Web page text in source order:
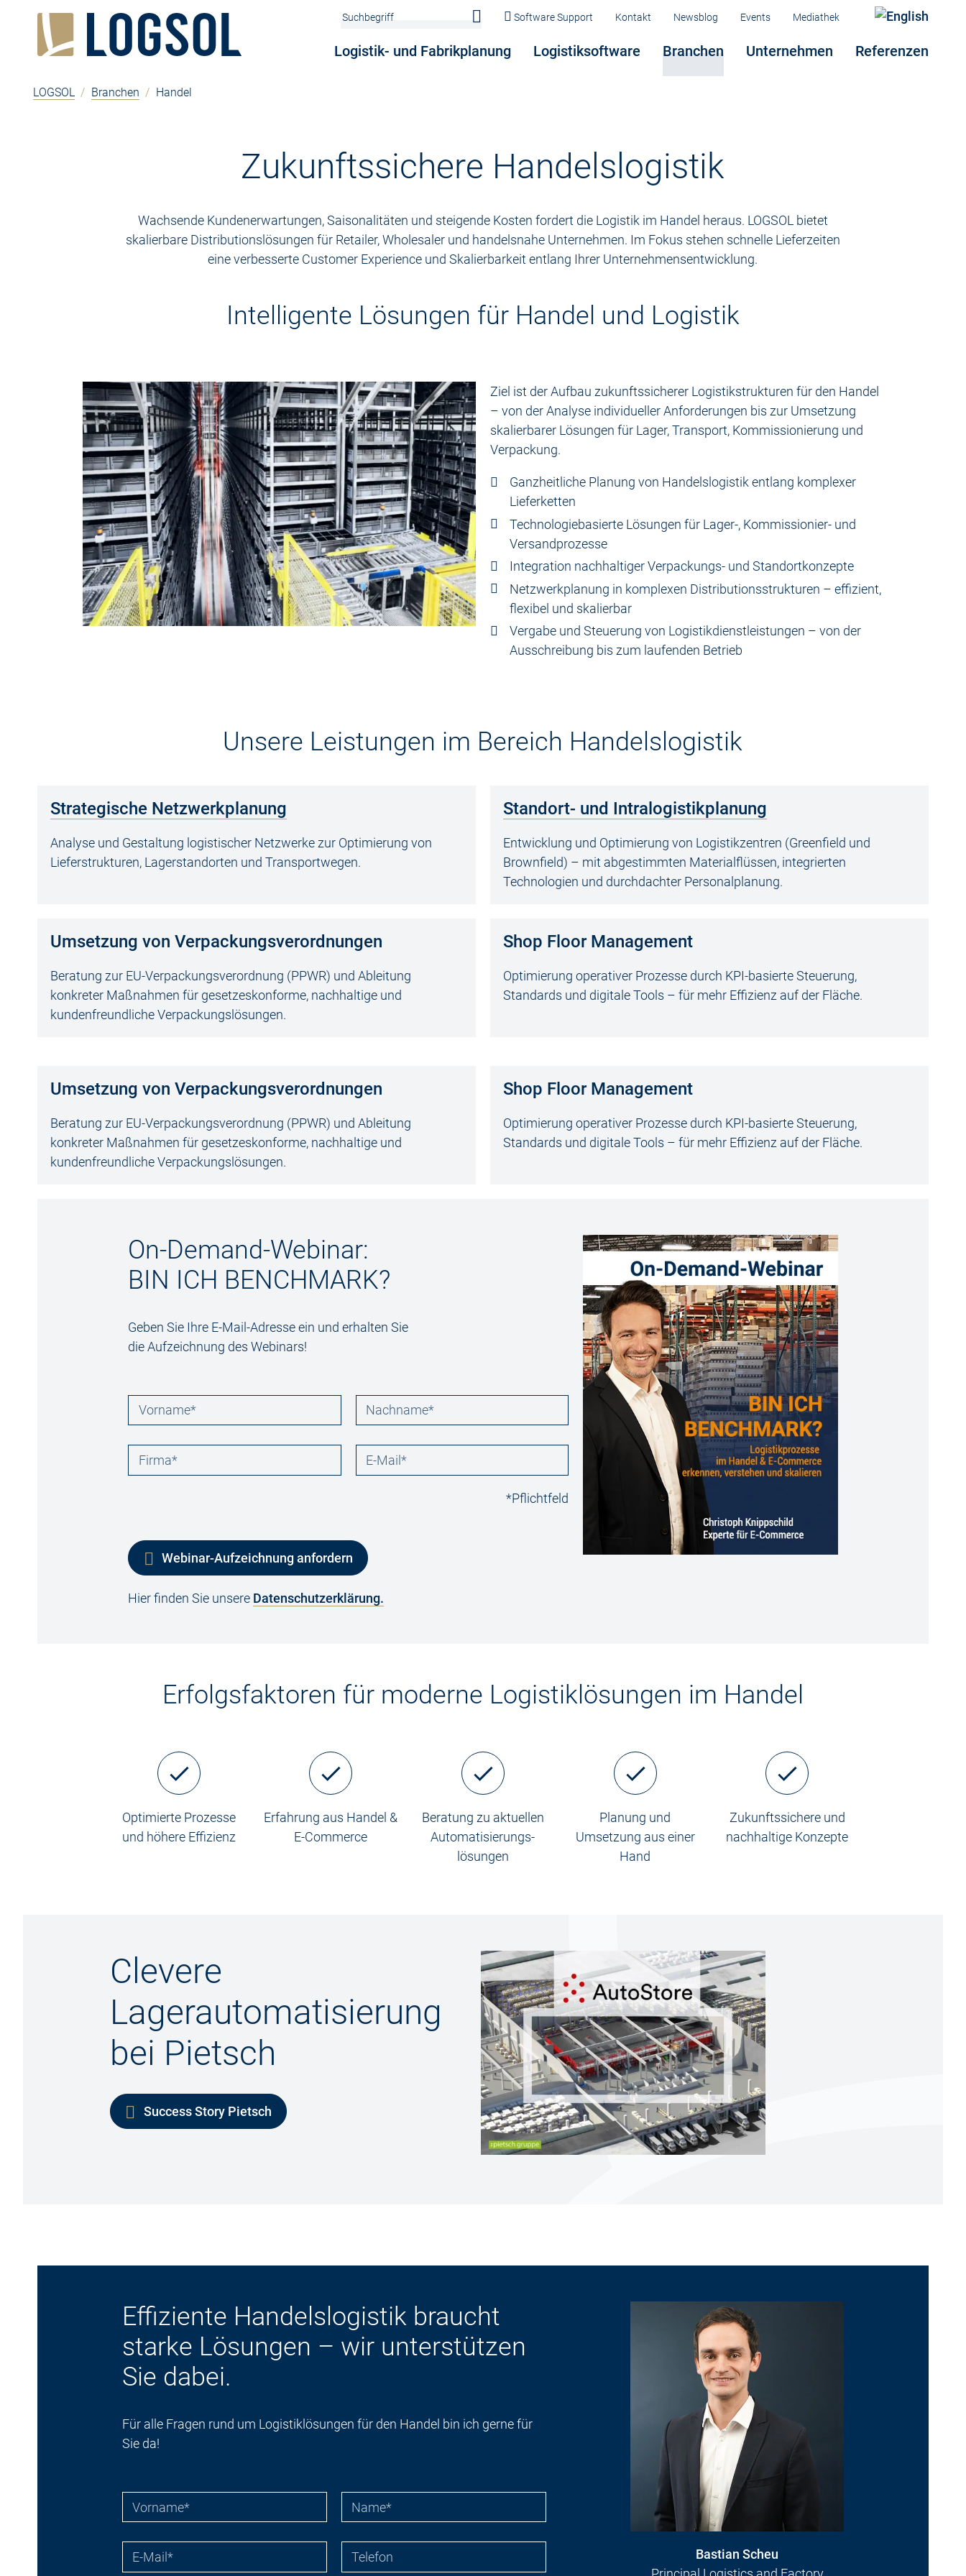
Logistik- und Fabrikplanung Logistiksoftware Branchen Unternehmen Referenzen
Software Support Kontakt Newsblog Events Mediathek
LOGSOL / Branchen / Handel
Zukunftssichere Handelslogistik
Wachsende Kundenerwartungen, Saisonalitäten und steigende Kosten fordert die Logistik im Handel heraus. LOGSOL bietet
skalierbare Distributionslösungen für Retailer, Wholesaler und handelsnahe Unternehmen. Im Fokus stehen schnelle Lieferzeiten
eine verbesserte Customer Experience und Skalierbarkeit entlang Ihrer Unternehmensentwicklung.
Intelligente Lösungen für Handel und Logistik
Ziel ist der Aufbau zukunftssicherer Logistikstrukturen für den Handel
– von der Analyse individueller Anforderungen bis zur Umsetzung
skalierbarer Lösungen für Lager, Transport, Kommissionierung und
Verpackung.
Ganzheitliche Planung von Handelslogistik entlang komplexer
Lieferketten
Technologiebasierte Lösungen für Lager-, Kommissionier- und
Versandprozesse
Integration nachhaltiger Verpackungs- und Standortkonzepte
Netzwerkplanung in komplexen Distributionsstrukturen – effizient,
flexibel und skalierbar
Vergabe und Steuerung von Logistikdienstleistungen – von der
Ausschreibung bis zum laufenden Betrieb
Unsere Leistungen im Bereich Handelslogistik
Strategische Netzwerkplanung
Analyse und Gestaltung logistischer Netzwerke zur Optimierung von
Lieferstrukturen, Lagerstandorten und Transportwegen.
Standort- und Intralogistikplanung
Entwicklung und Optimierung von Logistikzentren (Greenfield und
Brownfield) – mit abgestimmten Materialflüssen, integrierten
Technologien und durchdachter Personalplanung.
Umsetzung von Verpackungsverordnungen
Beratung zur EU-Verpackungsverordnung (PPWR) und Ableitung
konkreter Maßnahmen für gesetzeskonforme, nachhaltige und
kundenfreundliche Verpackungslösungen.
Shop Floor Management
Optimierung operativer Prozesse durch KPI-basierte Steuerung,
Standards und digitale Tools – für mehr Effizienz auf der Fläche.
Umsetzung von Verpackungsverordnungen
Beratung zur EU-Verpackungsverordnung (PPWR) und Ableitung
konkreter Maßnahmen für gesetzeskonforme, nachhaltige und
kundenfreundliche Verpackungslösungen.
Shop Floor Management
Optimierung operativer Prozesse durch KPI-basierte Steuerung,
Standards und digitale Tools – für mehr Effizienz auf der Fläche.
On-Demand-Webinar:
BIN ICH BENCHMARK?
Geben Sie Ihre E-Mail-Adresse ein und erhalten Sie
die Aufzeichnung des Webinars!
*Pflichtfeld
Webinar-Aufzeichnung anfordern
Hier finden Sie unsere Datenschutzerklärung.
Erfolgsfaktoren für moderne Logistiklösungen im Handel
Optimierte Prozesse
und höhere Effizienz
Erfahrung aus Handel &
E-Commerce
Beratung zu aktuellen
Automatisierungs­
lösungen
Planung und
Umsetzung aus einer
Hand
Zukunftssichere und
nachhaltige Konzepte
Clevere
Lagerautomatisierung
bei Pietsch
Success Story Pietsch
Effiziente Handelslogistik braucht
starke Lösungen – wir unterstützen
Sie dabei.
Für alle Fragen rund um Logistiklösungen für den Handel bin ich gerne für
Sie da!
Bastian Scheu